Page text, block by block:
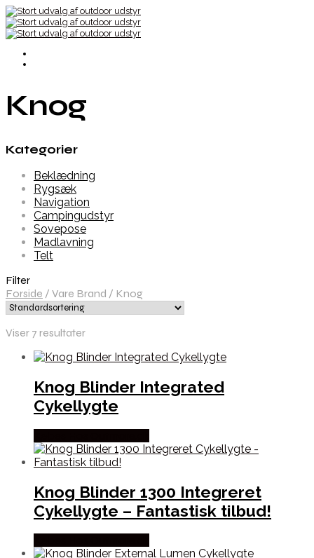
Knog
Kategorier
Beklædning
Rygsæk
Navigation
Campingudstyr
Sovepose
Madlavning
Telt
Filter
Forside / Vare Brand / Knog
Viser 7 resultater
Knog Blinder Integrated
Cykellygte
Knog Blinder 1300 Integreret
Cykellygte – Fantastisk tilbud!